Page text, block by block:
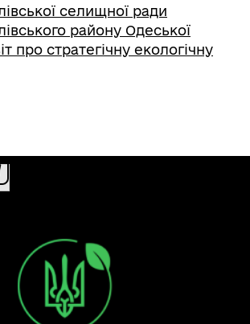
селищної ради
району Одеської
про стратегічну екологічну